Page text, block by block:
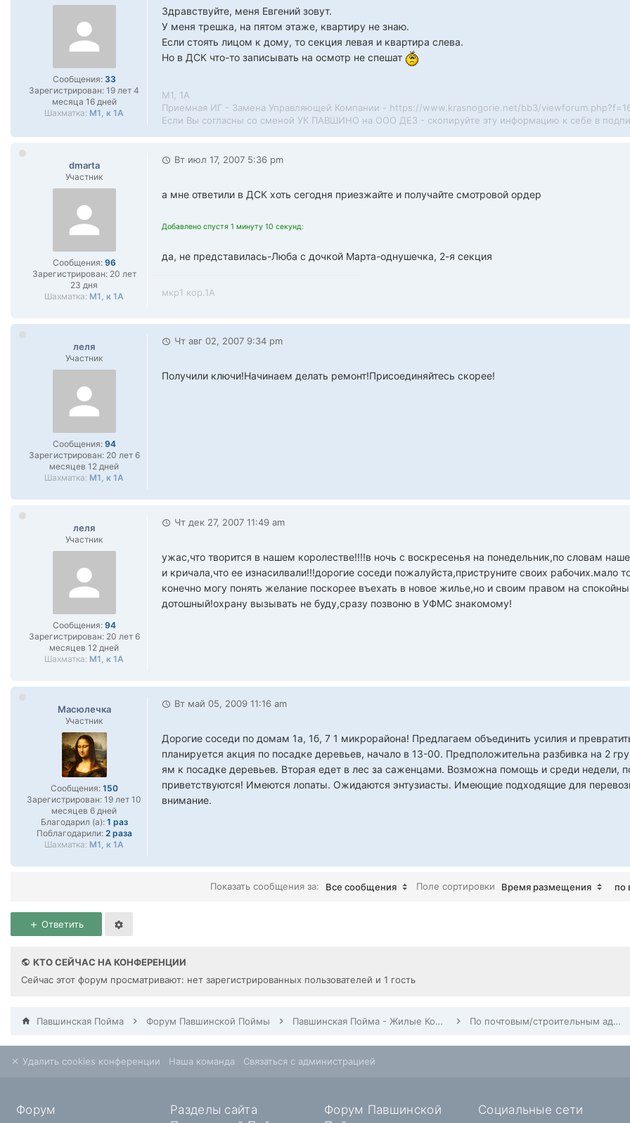
Сообщения: 33
Зарегистрирован: 19 лет 4
месяца 16 дней
Шахматка: М1, к 1А
Здравствуйте, меня Евгений зовут.
У меня трешка, на пятом этаже, квартиру не знаю.
Если стоять лицом к дому, то секция левая и квартира слева.
Но в ДСК что-то записывать на осмотр не спешат
М1, 1А
Приемная ИГ - Замена Управляющей Компании - https://www.krasnogorie.net/bb3/
Если Вы согласны со сменой УК ПАВШИНО на ООО ДЕЗ - скопируйте эту информацию к себе в
dmarta
Участник
Сообщения: 96
Зарегистрирован: 20 лет
23 дня
Шахматка: М1, к 1А
Вт июл 17, 2007 5:36 pm
а мне ответили в ДСК хоть сегодня приезжайте и получайте смотровой ордер
Добавлено спустя 1 минуту 10 секунд:
да, не представилась-Люба с дочкой Марта-однушечка, 2-я секция
мкр1 кор.1А
леля
Участник
Сообщения: 94
Зарегистрирован: 20 лет 6
месяцев 12 дней
Шахматка: М1, к 1А
Чт авг 02, 2007 9:34 pm
Получили ключи!Начинаем делать ремонт!Присоединяйтесь скорее!
леля
Участник
Сообщения: 94
Зарегистрирован: 20 лет 6
месяцев 12 дней
Шахматка: М1, к 1А
Чт дек 27, 2007 11:49 am
ужас,что творится в нашем королестве!!!!в ночь с воскресенья на понедельник,по словам
и кричала,что ее изнасилвали!!!дорогие соседи пожалуйста,приструните своих рабочих.мало
конечно могу понять желание поскорее въехать в новое жилье,но и своим правом на
дотошный!охрану вызывать не буду,сразу позвоню в УФМС знакомому!
Масюлечка
Участник
Сообщения: 150
Зарегистрирован: 19 лет 10
месяцев 6 дней
Благодарил (а): 1 раз
Поблагодарили: 2 раза
Шахматка: М1, к 1А
Вт май 05, 2009 11:16 am
Дорогие соседи по домам 1а, 1б, 7 1 микрорайона! Предлагаем объединить усилия и
планируется акция по посадке деревьев, начало в 13-00. Предположительна разбивка на 2
ям к посадке деревьев. Вторая едет в лес за саженцами. Возможна помощь и среди
приветствуются! Имеются лопаты. Ожидаются энтузиасты. Имеющие подходящие для
внимание.
Показать сообщения за: Все сообщения Поле сортировки Время размещения по
Ответить
КТО СЕЙЧАС НА КОНФЕРЕНЦИИ
Сейчас этот форум просматривают: нет зарегистрированных пользователей и 1 гость
Павшинская Пойма Форум Павшинской Поймы Павшинская Пойма - Жилые Комплексы, Строительство, Заселение, Дома по адресам По почтовым/строительным адресам Павшинской Поймы
Удалить cookies конференции Наша команда Связаться с администрацией
Форум
Разделы сайта
Форум Павшинской
Социальные сети